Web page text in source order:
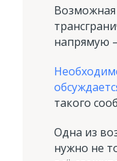
напрямую
такого
Одна из
нужно не